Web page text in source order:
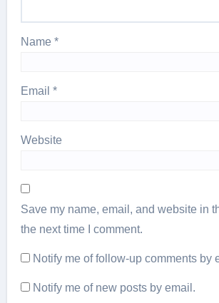
Name*
Email*
Website
Save my name, email, and website in
the next time I comment.
Notify me of follow-up comments by
Notify me of new posts by email.